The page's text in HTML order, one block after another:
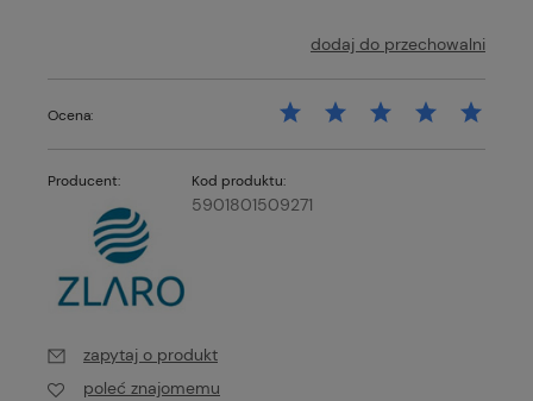
dodaj do przechowalni
Ocena:
Producent: Kod produktu:
5901801509271
zapytaj o produkt
poleć znajomemu